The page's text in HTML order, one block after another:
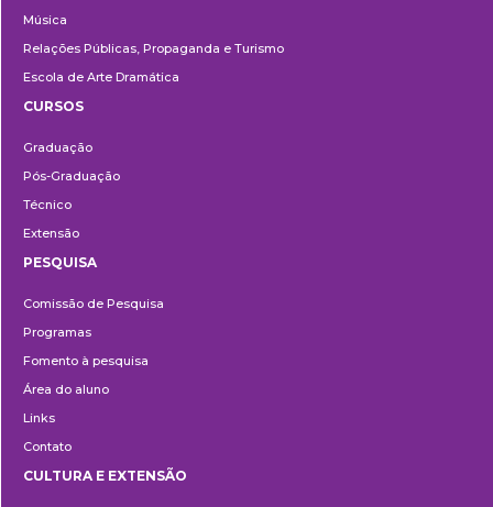
Música
Relações Públicas, Propaganda e Turismo
Escola de Arte Dramática
CURSOS
Graduação
Pós-Graduação
Técnico
Extensão
PESQUISA
Comissão de Pesquisa
Programas
Fomento à pesquisa
Área do aluno
Links
Contato
CULTURA E EXTENSÃO